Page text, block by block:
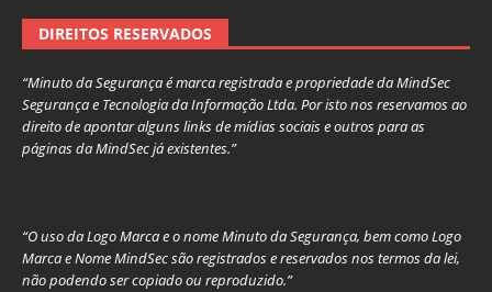
DIREITOS RESERVADOS
“Minuto da Segurança é marca registrada e propriedade da MindSec
Segurança e Tecnologia da Informação Ltda. Por isto nos reservamos ao
direito de apontar alguns links de mídias sociais e outros para as
páginas da MindSec já existentes.”
“O uso da Logo Marca e o nome Minuto da Segurança, bem como Logo
Marca e Nome MindSec são registrados e reservados nos termos da lei,
não podendo ser copiado ou reproduzido.”